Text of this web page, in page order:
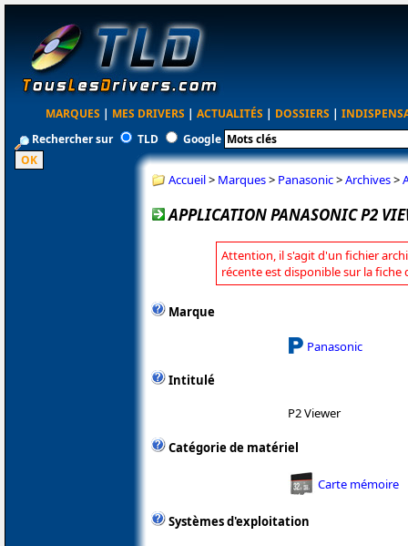
MARQUES | MES DRIVERS | ACTUALITÉS | DOSSIERS |
Rechercher sur
TLD Google
Accueil> Marques> Panasonic>Archives>
APPLICATION PANASONIC P2
Attention, il s'agit d'un fichier
récente est disponible sur la fiche
Marque
Panasonic
Intitulé
P2 Viewer
Catégorie de matériel
Carte mémoire
Systèmes d'exploitation